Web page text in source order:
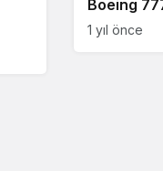
Boeing
1 yıl önce